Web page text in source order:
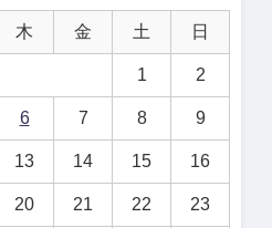
木 金 土 日
1 2
6 7 8 9
13 14 15 16
20 21 22 23